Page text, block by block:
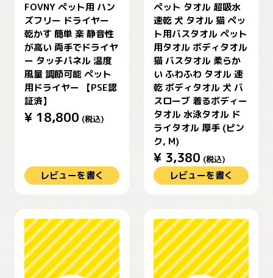
FOVNY ペット用 ハン
ズフリー ドライヤー
乾かす 簡単 楽 静音性
が高い 両手でドライヤ
ー タッチパネル 温度
風量 調節可能 ペット
用ドライヤー 【PSE認
証済】
¥ 18,800 (税込)
レビューを書く
ペット タオル 超吸水
速乾 犬 タオル 猫 ペッ
ト用バスタオル ペット
用タオル ボディタオル
猫 バスタオル 柔らか
い ふわふわ タオル 速
乾 ボディタオル 犬 バ
スローブ 着るボディー
タオル 水泳タオル ド
ライタオル 厚手 (ピン
ク, M)
¥ 3,380 (税込)
レビューを書く